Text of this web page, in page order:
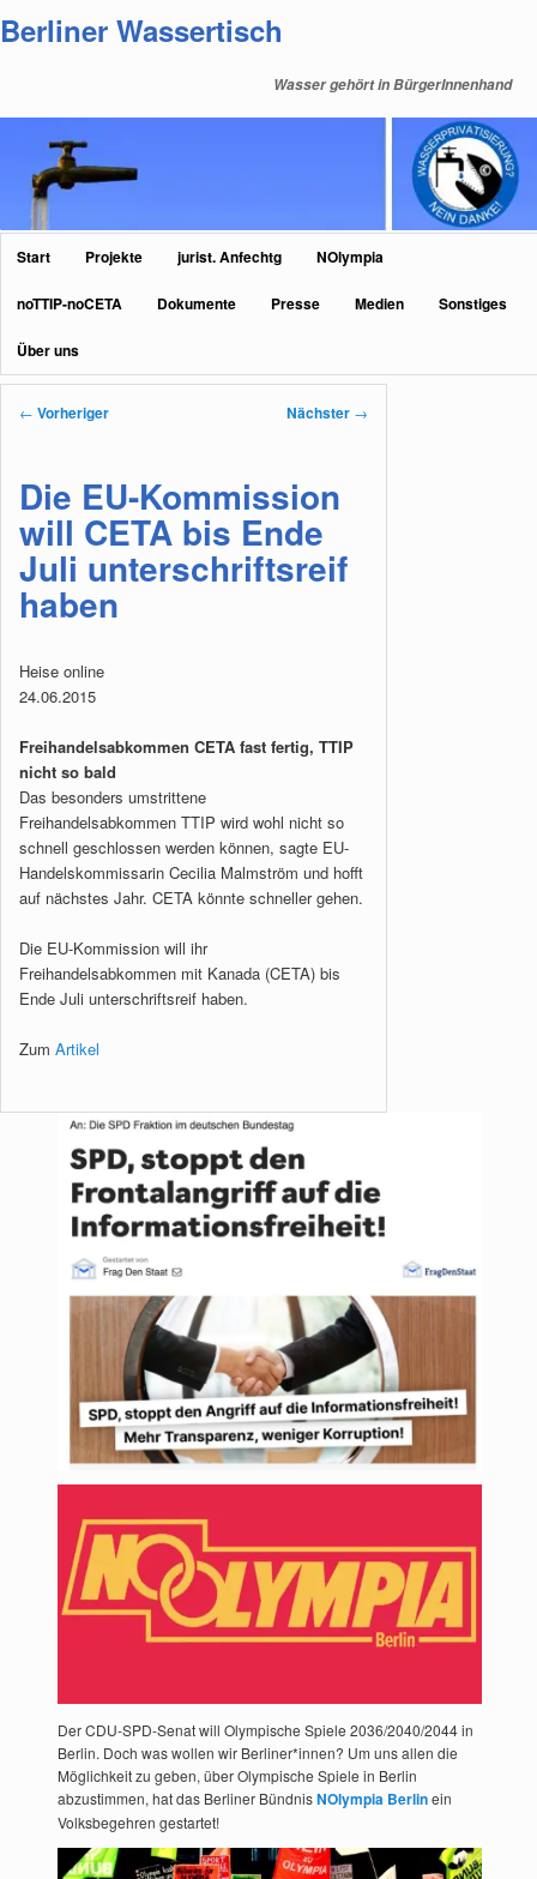
primären
Berliner Wassertisch
Wasser gehört in BürgerInnenhand
Hauptmenü
Start Projekte jurist. Anfechtg NOlympia
noTTIP-noCETA Dokumente Presse Medien Sonstiges
Über uns
Beitragsnavigation
← Vorheriger Nächster →
Die EU-Kommission
will CETA bis Ende
Juli unterschriftsreif
haben
Heise online
24.06.2015
Freihandelsabkommen CETA fast fertig, TTIP
nicht so bald
Das besonders umstrittene
Freihandelsabkommen TTIP wird wohl nicht so
schnell geschlossen werden können, sagte EU-
Handelskommissarin Cecilia Malmström und hofft
auf nächstes Jahr. CETA könnte schneller gehen.
Die EU-Kommission will ihr
Freihandelsabkommen mit Kanada (CETA) bis
Ende Juli unterschriftsreif haben.
Zum Artikel
Der CDU-SPD-Senat will Olympische Spiele 2036/2040/2044 in
Berlin. Doch was wollen wir Berliner*innen? Um uns allen die
Möglichkeit zu geben, über Olympische Spiele in Berlin
abzustimmen, hat das Berliner BündnisNOlympia Berlinein
Volksbegehren gestartet!